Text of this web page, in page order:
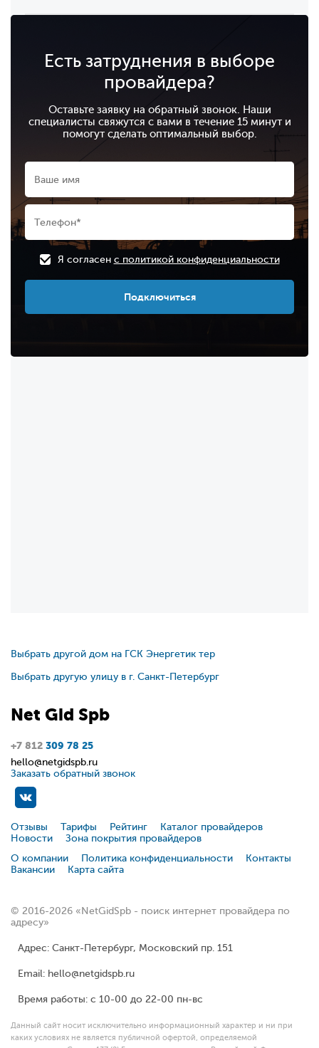
Есть затруднения в выборе
провайдера?
Оставьте заявку на обратный звонок. Наши
специалисты свяжутся с вами в течение 15 минут и
помогут сделать оптимальный выбор.
Я согласен с политикой конфиденциальности
Подключиться
Выбрать другой дом на ГСК Энергетик тер
Выбрать другую улицу в г. Санкт-Петербург
Net Gid Spb
+7 812 309 78 25
hello@netgidspb.ru
Заказать обратный звонок
Отзывы Тарифы Рейтинг
Каталог провайдеров
Новости
Зона покрытия провайдеров
О компании
Политика конфиденциальности
Контакты
Вакансии
Карта сайта
© 2016-2026 «NetGidSpb - поиск интернет провайдера по
адресу»
Адрес: Санкт-Петербург, Московский пр. 151
Email: hello@netgidspb.ru
Время работы: с 10-00 до 22-00 пн-вс
Данный сайт носит исключительно информационный характер и ни при
каких условиях не является публичной офертой, определяемой